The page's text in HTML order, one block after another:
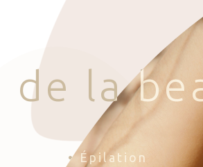
d e la be
• Épilation